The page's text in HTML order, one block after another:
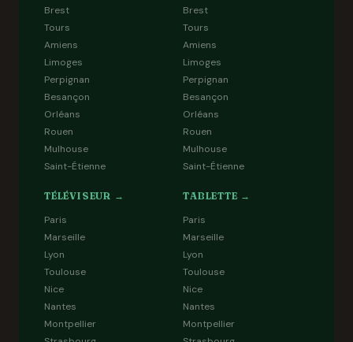
Brest
Tours
Amiens
Limoges
Perpignan
Besançon
Orléans
Rouen
Mulhouse
Saint-Étienne
Brest
Tours
Amiens
Limoges
Perpignan
Besançon
Orléans
Rouen
Mulhouse
Saint-Étienne
TÉLÉVISEUR →
Paris
Marseille
Lyon
Toulouse
Nice
Nantes
Montpellier
TABLETTE →
Paris
Marseille
Lyon
Toulouse
Nice
Nantes
Montpellier